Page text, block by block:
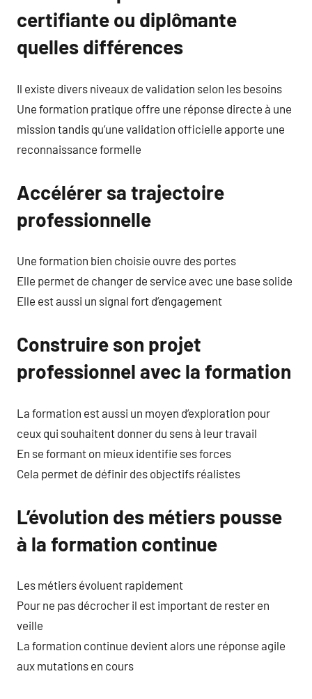
certifiante ou diplômante
quelles différences
Il existe divers niveaux de validation selon les besoins
Une formation pratique offre une réponse directe à une
mission tandis qu’une validation officielle apporte une
reconnaissance formelle
Accélérer sa trajectoire
professionnelle
Une formation bien choisie ouvre des portes
Elle permet de changer de service avec une base solide
Elle est aussi un signal fort d’engagement
Construire son projet
professionnel avec la formation
La formation est aussi un moyen d’exploration pour
ceux qui souhaitent donner du sens à leur travail
En se formant on mieux identifie ses forces
Cela permet de définir des objectifs réalistes
L’évolution des métiers pousse
à la formation continue
Les métiers évoluent rapidement
Pour ne pas décrocher il est important de rester en
veille
La formation continue devient alors une réponse agile
aux mutations en cours